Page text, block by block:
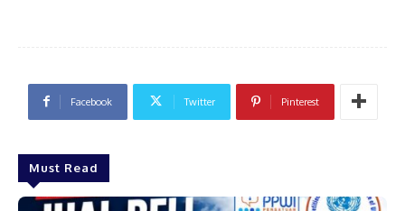
Facebook Twitter Pinterest
Must Read